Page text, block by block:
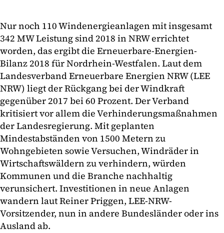
Nur noch 110 Windenergieanlagen mit insgesamt
342 MW Leistung sind 2018 in NRW errichtet
worden, das ergibt die Erneuerbare-Energien-
Bilanz 2018 für Nordrhein-Westfalen. Laut dem
Landesverband Erneuerbare Energien NRW (LEE
NRW) liegt der Rückgang bei der Windkraft
gegenüber 2017 bei 60 Prozent. Der Verband
kritisiert vor allem die Verhinderungsmaßnahmen
der Landesregierung. Mit geplanten
Mindestabständen von 1500 Metern zu
Wohngebieten sowie Versuchen, Windräder in
Wirtschaftswäldern zu verhindern, würden
Kommunen und die Branche nachhaltig
verunsichert. Investitionen in neue Anlagen
wandern laut Reiner Priggen, LEE-NRW-
Vorsitzender, nun in andere Bundesländer oder ins
Ausland ab.